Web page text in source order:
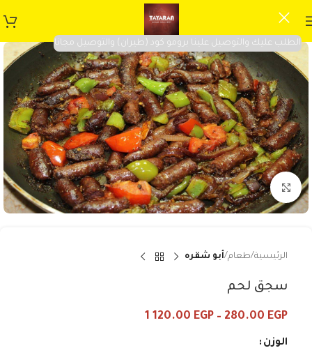
الطلب عليك والتوصيل علينا برومو كود (طيران) والتوصيل مجانا
Click to enlarge
الرئيسية طعام أبو شقره
سجق لحم
280.00 EGP
–
1 120.00 EGP
الوزن